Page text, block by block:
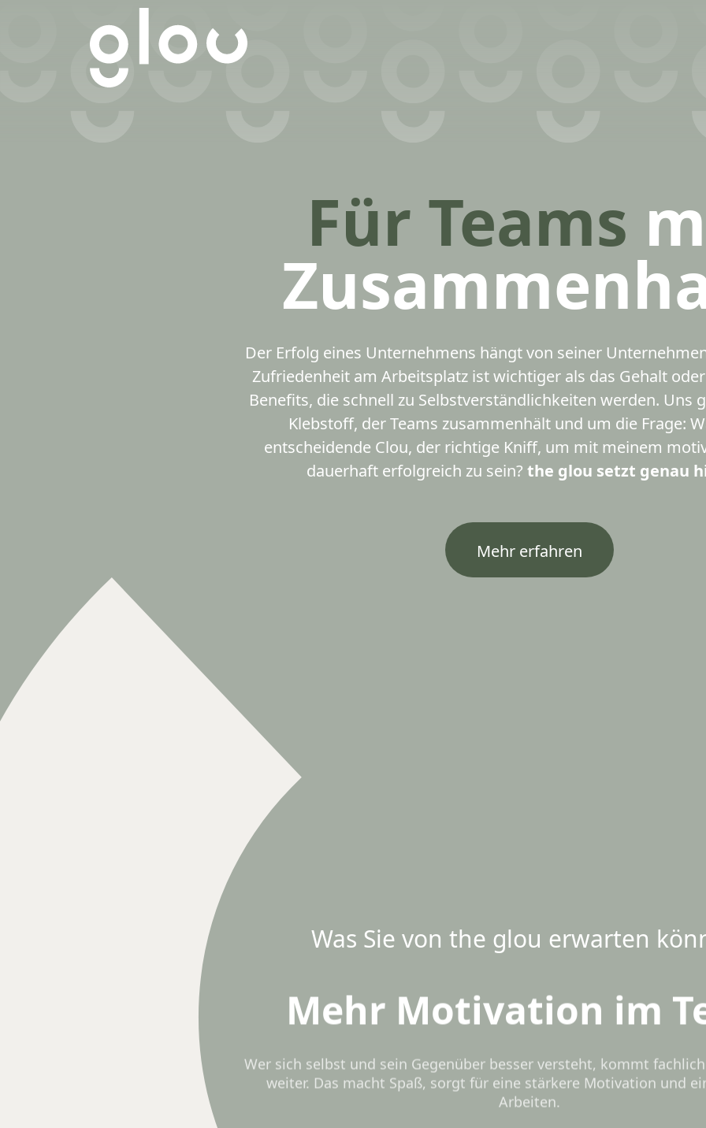
Für Teams
Der Erfolg eines Unternehmens hängt von seiner
Zufriedenheit am Arbeitsplatz ist wichtiger als das Gehalt
Benefits, die schnell zu Selbstverständlichkeiten werden. Uns
Klebstoff, der Teams zusammenhält und um die Frage:
entscheidende Clou, der richtige Kniff, um mit meinem
dauerhaft erfolgreich zu sein? the glou setzt genau
Mehr erfahren
Was Sie von the glou erwarten
Mehr Motivation im
Wer sich selbst und sein Gegenüber besser versteht, kommt
weiter. Das macht Spaß, sorgt für eine stärkere Motivation und
Arbeiten.